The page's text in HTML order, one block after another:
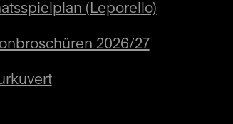
(Leporello)
2026/27